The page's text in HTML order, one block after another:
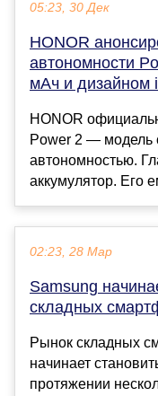
05:23, 30 Дек
HONOR
автономности
мАч и дизайном
HONOR
Power 2 — модель
автономностью.
аккумулятор. Его
02:23, 28 Мар
Samsung
складных
Рынок складных
начинает
протяжении